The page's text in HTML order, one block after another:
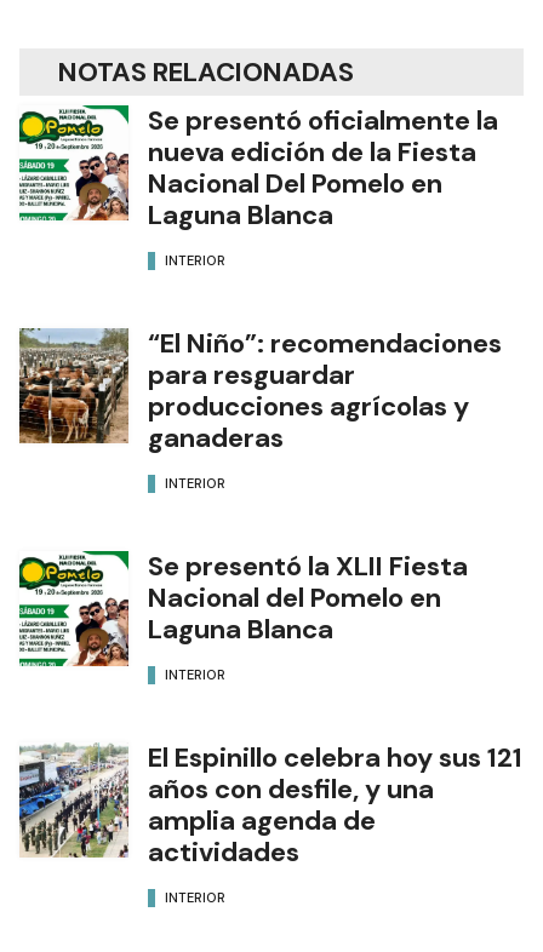
NOTAS RELACIONADAS
Se presentó oficialmente la
nueva edición de la Fiesta
Nacional Del Pomelo en
Laguna Blanca
INTERIOR
“El Niño”: recomendaciones
para resguardar
producciones agrícolas y
ganaderas
INTERIOR
Se presentó la XLII Fiesta
Nacional del Pomelo en
Laguna Blanca
INTERIOR
El Espinillo celebra hoy sus 121
años con desfile, y una
amplia agenda de
actividades
INTERIOR